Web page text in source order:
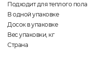
Подходит для теплого пола
В одной упаковке
Досок в упаковке
Вес упаковки, кг
Страна